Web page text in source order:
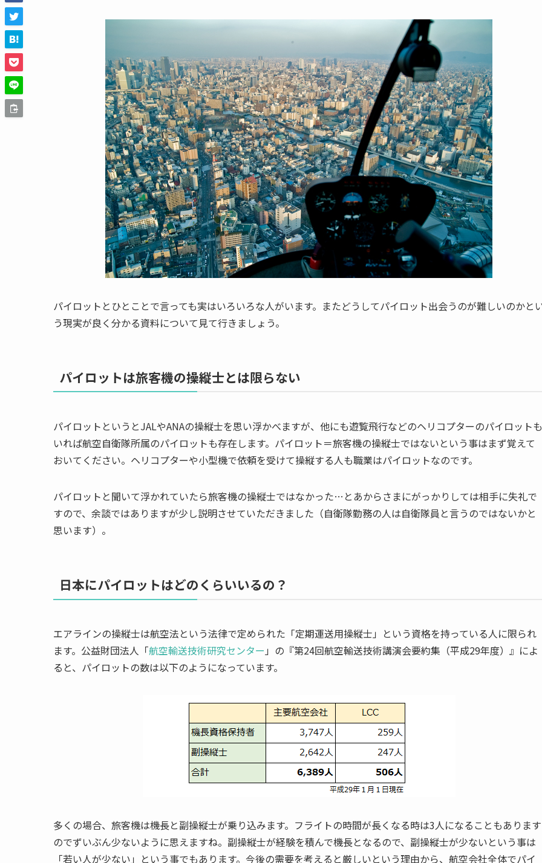
パイロットとひとことで言っても実はいろいろな人がいます。またどうしてパイロット出会うのが難しいのかと
う現実が良く分かる資料について見て行きましょう。
パイロットは旅客機の操縦士とは限らない
パイロットというとJALやANAの操縦士を思い浮かべますが、他にも遊覧飛行などのヘリコプターのパイロットも
いれば航空自衛隊所属のパイロットも存在します。パイロット＝旅客機の操縦士ではないという事はまず覚えて
おいてください。ヘリコプターや小型機で依頼を受けて操縦する人も職業はパイロットなのです。
パイロットと聞いて浮かれていたら旅客機の操縦士ではなかった…とあからさまにがっかりしては相手に失礼で
すので、余談ではありますが少し説明させていただきました（自衛隊勤務の人は自衛隊員と言うのではないかと
思います）。
日本にパイロットはどのくらいいるの？
エアラインの操縦士は航空法という法律で定められた「定期運送用操縦士」という資格を持っている人に限られ
ます。公益財団法人「航空輸送技術研究センター 」の『第24回航空輸送技術講演会要約集（平成29年度）』によ
ると、パイロットの数は以下のようになっています。
多くの場合、旅客機は機長と副操縦士が乗り込みます。フライトの時間が長くなる時は3人になることもあります
のでずいぶん少ないように思えますね。副操縦士が経験を積んで機長となるので、副操縦士が少ないという事は
「若い人が少ない」という事でもあります。今後の需要を考えると厳しいという理由から、航空会社全体でパイ